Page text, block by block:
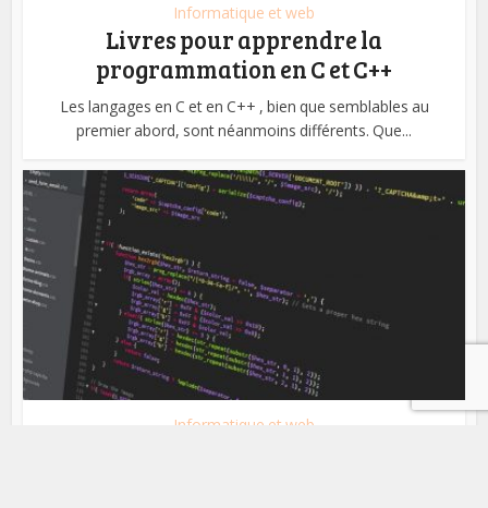
Informatique et web
Livres pour apprendre la
programmation en C et C++
Les langages en C et en C++ , bien que semblables au
premier abord, sont néanmoins différents. Que...
Informatique et web